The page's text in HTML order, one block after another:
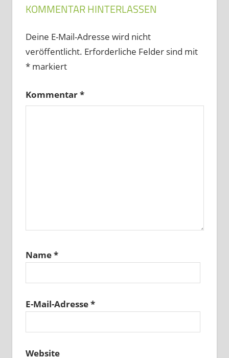
KOMMENTAR HINTERLASSEN
Deine E-Mail-Adresse wird nicht
veröffentlicht. Erforderliche Felder sind mit
*markiert
Kommentar*
Name*
E-Mail-Adresse*
Website